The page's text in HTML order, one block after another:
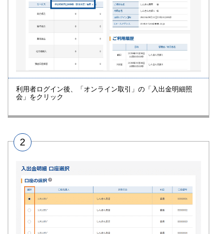
利用者ログイン後、「オンライン取引」の「入出金明細照
会」をクリック
2